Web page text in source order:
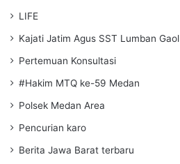
LIFE
Kajati Jatim Agus SST Lumban Gaol
Pertemuan Konsultasi
#Hakim MTQ ke-59 Medan
Polsek Medan Area
Pencurian karo
Berita Jawa Barat terbaru